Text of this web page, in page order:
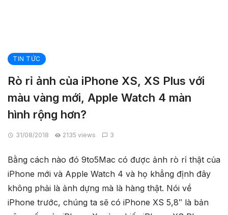
TIN TỨC
Rò rỉ ảnh của iPhone XS, XS Plus với
màu vàng mới, Apple Watch 4 màn
hình rộng hơn?
31/08/2018 2135 views 3
Bằng cách nào đó 9to5Mac có được ảnh rò rỉ thật của
iPhone mới và Apple Watch 4 và họ khẳng định đây
không phải là ảnh dựng mà là hàng thật. Nói về
iPhone trước, chúng ta sẽ có iPhone XS 5,8″ là bản